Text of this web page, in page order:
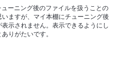
ーニング後のファイルを扱うことの
ますが、マイ本棚にチューニング後
示されません。表示できるようにし
りがたいです。